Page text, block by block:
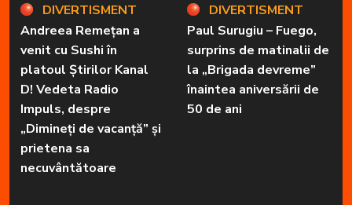
DIVERTISMENT
Andreea Remețan a
venit cu Sushi în
platoul Știrilor Kanal
D! Vedeta Radio
Impuls, despre
„Dimineți de vacanță” și
prietena sa
necuvântătoare
DIVERTISMENT
Paul Surugiu – Fuego,
surprins de matinalii de
la „Brigada devreme”
înaintea aniversării de
50 de ani